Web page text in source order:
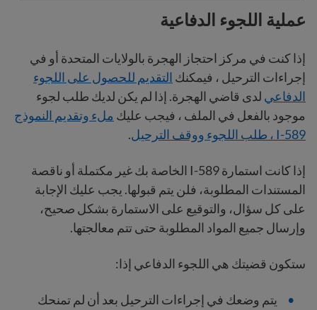
عملية اللجوء الدفاعية
إذا كنت في مركز احتجاز الهجرة بالولايات المتحدة أو في
إجراءات الترحيل ، فيمكنك التقديم للحصول على اللجوء
الدفاعي لدى قاضي الهجرة. إذا لم يكن لديك طلب لجوء
موجود بالفعل في الملف ، فيجب عليك ملء وتقديم النموذج
I-589 ، طلب اللجوء ووقف الترحيل
.
إذا كانت استمارة I-589 الخاصة بك غير مكتملة أو ناقصة
المستندات المطلوبة، فلن يتم قبولها. يجب عليك الإجابة
على كل سؤال، والتوقيع على الاستمارة بشكل صحيح،
وإرسال جميع المواد المطلوبة حتى تتم معالجتها.
ستكون قضيتك هي اللجوء الدفاعي إذا:
يتم وضعك في إجراءات الترحيل بعد أن لم تمنحك